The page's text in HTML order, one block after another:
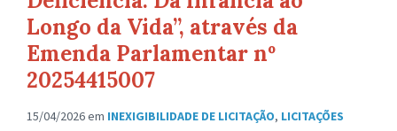
Longo da Vida”, através da
Emenda Parlamentar nº
20254415007
15/04/2026em INEXIGIBILIDADE DE LICITAÇÃO, LICITAÇÕES